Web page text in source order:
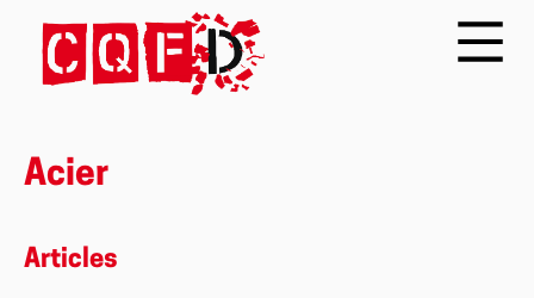
Acier
Articles